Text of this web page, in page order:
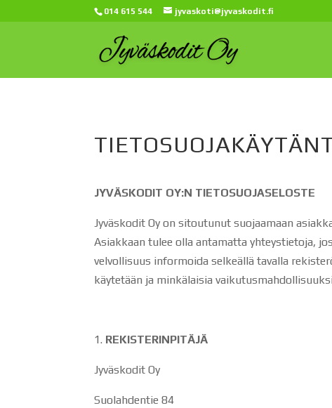
014 615 544 jyvaskoti@jyvaskodit.fi
JYVÄSKODIT OY:N TIETOSUOJASELOSTE
Jyväskodit Oy on sitoutunut suojaamaan
Asiakkaan tulee olla antamatta yhteystietoja,
velvollisuus informoida selkeällä tavalla
käytetään ja minkälaisia
REKISTERINPITÄJÄ
Jyväskodit Oy
Suolahdentie 84